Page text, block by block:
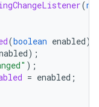
(
(boolean enabled)
);
);
= enabled ;